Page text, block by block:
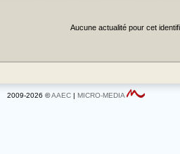
Aucune actualité pour cet
2009-2026 ©AAEC | MICRO-MEDIA